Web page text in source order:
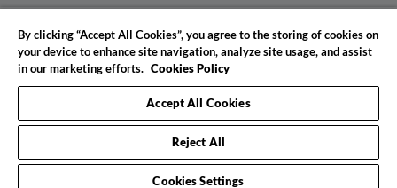
Pedido de informações
© 2026 IADE. Todos os direitos reservados.
By clicking “Accept All Cookies”, you agree to the storing of cookies on
your device to enhance site navigation, analyze site usage, and assist
in our marketing efforts. Cookies Policy
Accept All Cookies
Reject All
Cookies Settings